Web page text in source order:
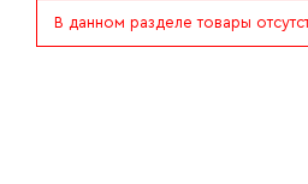
В данном разделе товары